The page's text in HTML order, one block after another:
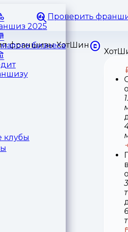
Проверить
2025
бизнеса
клубы